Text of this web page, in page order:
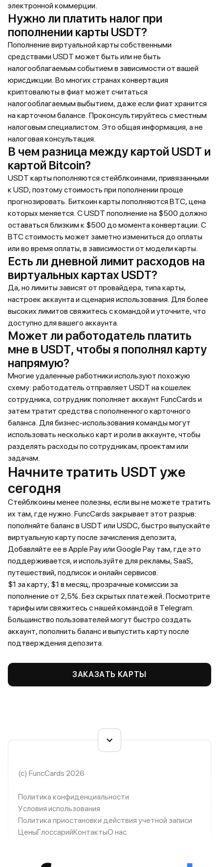
электронной коммерции.
Нужно ли платить налог при
пополнении карты USDT?
Пополнение виртуальной карты собственными
средствами USDT может быть или не быть
налогооблагаемым событием в зависимости от вашей
юрисдикции. Во многих странах конвертация
криптовалюты в фиат может считаться
налогооблагаемым выбытием, даже если фиат хранится
на карточном балансе. Проконсультируйтесь с местным
налоговым специалистом. Это общая информация, а не
налоговая консультация.
В чем разница между картой USDT и
картой Bitcoin?
USDT карты пополняются стейблкоинами, привязанными
к USD, поэтому стоимость при пополнении проще
прогнозировать. Биткоин карты пополняются BTC, цена
которых меняется. С USDT пополнение на $500 должно
оставаться близким к $500 до момента конвертации. С
BTC стоимость может заметно измениться до оплаты
или во время оплаты, в зависимости от модели карты.
Есть ли дневной лимит расходов на
виртуальных картах USDT?
Да, но лимиты зависят от провайдера, типа карты,
настроек аккаунта и сценария использования. Для более
высоких лимитов свяжитесь с командой и уточните, что
доступно для вашего аккаунта.
Может ли работодатель платить
мне в USDT, чтобы я пополнял карту
напрямую?
Многие удаленные работники используют похожую
схему: работодатель отправляет USDT на кошелек
сотрудника, сотрудник пополняет аккаунт FuncCards и
затем тратит средства с пополненного карточного
баланса. Для бизнес-использования команды могут
использовать несколько карт и роли в аккаунте, чтобы
разделять расходы по сотрудникам, проектам или
задачам.
Начните тратить USDT уже
сегодня
Стейблкоины менее полезны, если вы не можете тратить
их там, где нужно. FuncCards закрывает этот разрыв:
пополняйте баланс в USDT или USDC, быстро выпускайте
виртуальную карту после зачисления депозита,
Добавляйте ее в Apple Pay или Google Pay там, где это
поддерживается, и используйте для рекламы, SaaS,
путешествий, подписок и онлайн сервисов.
$1 за карту, $1 в месяц, прозрачные комиссии за
пополнение от 2,5%. Без скрытых платежей. Посмотрите
тарифы или свяжитесь с нашей командой в Telegram.
Большинство пользователей могут быстро создать
аккаунт, пополнить баланс и выпустить карту после
подтверждения депозита.
ЗАКАЗАТЬ КАРТЫ
(c) FuncCards 2026
Политика конфиденциальности
Условия использования
Политика приостановки действия учетной записи
ЦеныГлоссарийКонтактыО нас